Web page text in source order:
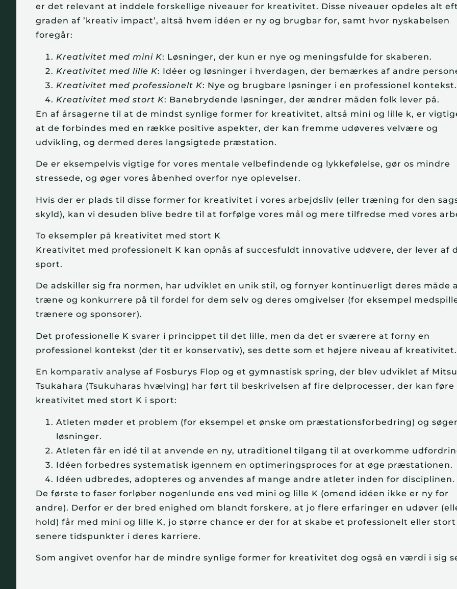
er det relevant at inddeleforskellige niveauer for kreativitet. Disse niveauer opdeles alt
graden af ’kreativ impact’, altså hvem idéen er ny og brugbar for, samt hvor nyskabelsen
foregår:
Kreativitet med mini K: Løsninger, der kun er nye og meningsfulde for skaberen.
Kreativitet med lille K: Idéer og løsninger i hverdagen, der bemærkes af andre
Kreativitet med professionelt K: Nye og brugbare løsninger i en professionel kontekst.
Kreativitet med stort K: Banebrydende løsninger, der ændrer måden folk lever på.
En af årsagerne til at de mindst synlige former for kreativitet, altså mini og lille k, er
at de forbindes med en række positive aspekter, der kan fremme udøveres velvære og
udvikling, og dermed deres langsigtede præstation.
De er eksempelvis vigtige for vores mentale velbefindende og lykkefølelse, gør os mindre
stressede, og øger vores åbenhed overfor nye oplevelser.
Hvis der er plads til disse former for kreativitet i vores arbejdsliv (eller træning for den
skyld), kan vi desuden blive bedre til at forfølge vores mål og mere tilfredse med vores
To eksempler på kreativitet med stort K
Kreativitet med professionelt K kan opnås af succesfuldt innovative udøvere, der lever af
sport.
De adskiller sig fra normen, har udviklet en unik stil, og fornyer kontinuerligt deres måde
træne og konkurrere på til fordel for dem selv og deres omgivelser (for eksempel
trænere og sponsorer).
Det professionelle K svarer i princippet til det lille, men da det er sværere at forny en
professionel kontekst (der tit er konservativ), ses dette som et højere niveau af kreativitet.
En komparativ analyse af Fosburys Flop og et gymnastisk spring, der blev udviklet af
Tsukahara (Tsukuharas hvælving) har ført til beskrivelsen af fire delprocesser, der kan føre
kreativitet med stort K i sport:
Atleten møder et problem (for eksempel et ønske om præstationsforbedring) og søger
løsninger.
Atleten får en idé til at anvende en ny, utraditionel tilgang til at overkomme
Idéen forbedres systematisk igennem en optimeringsproces for at øge præstationen.
Idéen udbredes, adopteres og anvendes af mange andre atleter inden for disciplinen.
De første to faser forløber nogenlunde ens ved mini og lille K (omend idéen ikke er ny for
andre). Derfor er der bred enighed om blandt forskere, at jo flere erfaringer en udøver
hold) får med mini og lille K, jo større chance er der for at skabe et professionelt eller stort
senere tidspunkter i deres karriere.
Som angivet ovenfor har de mindre synlige former for kreativitet dog også en værdi i sig